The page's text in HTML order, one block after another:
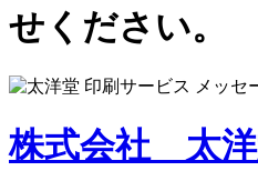
せください。
株式会社 太